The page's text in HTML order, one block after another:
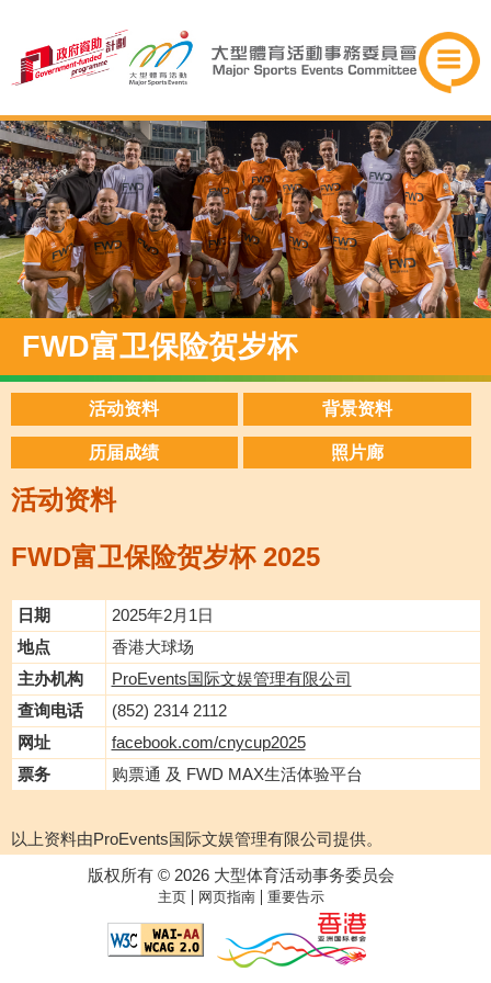
FWD富卫保险贺岁杯
活动资料 背景资料
历届成绩 照片廊
活动资料
FWD富卫保险贺岁杯 2025
日期
2025年2月1日
地点
香港大球场
主办机构
ProEvents国际文娱管理有限公司
查询电话
(852) 2314 2112
网址
facebook.com/cnycup2025
票务
购票通 及 FWD MAX生活体验平台
以上资料由ProEvents国际文娱管理有限公司提供。
版权所有 © 2026 大型体育活动事务委员会
主页| 网页指南| 重要告示